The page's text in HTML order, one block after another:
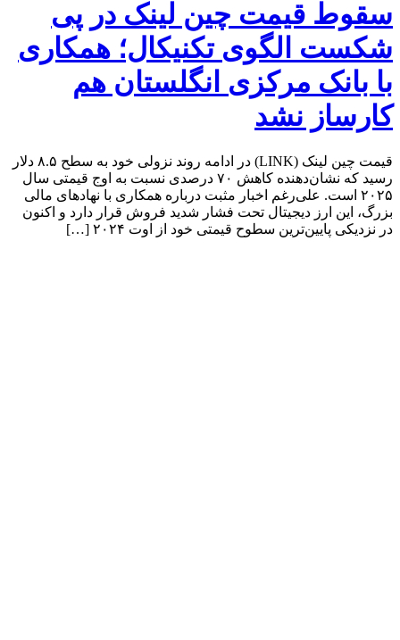
سقوط قیمت چین لینک در پی
شکست الگوی تکنیکال؛ همکاری
با بانک مرکزی انگلستان هم
کارساز نشد
قیمت چین لینک (LINK) در ادامه روند نزولی خود به سطح ۸.۵ دلار
رسید که نشان‌دهنده کاهش ۷۰ درصدی نسبت به اوج قیمتی سال
۲۰۲۵ است. علی‌رغم اخبار مثبت درباره همکاری با نهادهای مالی
بزرگ، این ارز دیجیتال تحت فشار شدید فروش قرار دارد و اکنون
در نزدیکی پایین‌ترین سطوح قیمتی خود از اوت ۲۰۲۴ […]